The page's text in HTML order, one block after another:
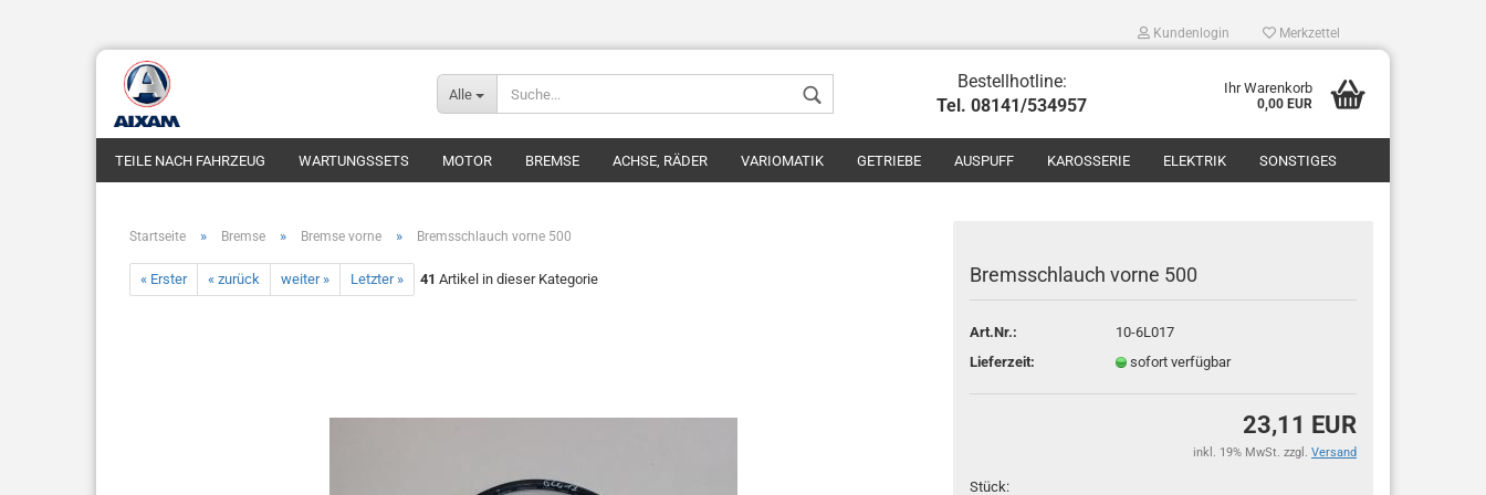
Kundenlogin
Konto erstellen
Passwort vergessen?
Merkzettel
Alle
Bestellhotline:
Tel. 08141/534957
Ihr Warenkorb
0,00 EUR
TEILE NACH FAHRZEUG WARTUNGSSETS MOTOR BREMSE ACHSE, RÄDER VARIOMATIK GETRIEBE AUSPUFF KAROSSERIE ELEKTRIK SONSTIGES
Startseite » Bremse » Bremse vorne » Bremsschlauch vorne 500
« Erster « zurück weiter » Letzter » 41 Artikel in dieser Kategorie Bremsschlauch vorne 500
Art.Nr.:
10-6L017
Lieferzeit:
sofort verfügbar
23,11 EUR
inkl. 19% MwSt. zzgl. Versand
Stück: